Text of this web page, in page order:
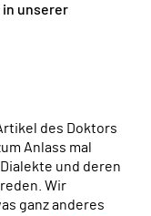
in unserer
des Doktors
Anlass mal
und deren
Wir
ganz anderes